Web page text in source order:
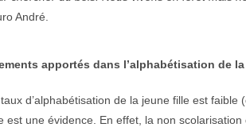
André.
apportés dans l’alphabétisation de
d’alphabétisation de la jeune fille est faible
est une évidence. En effet, la non